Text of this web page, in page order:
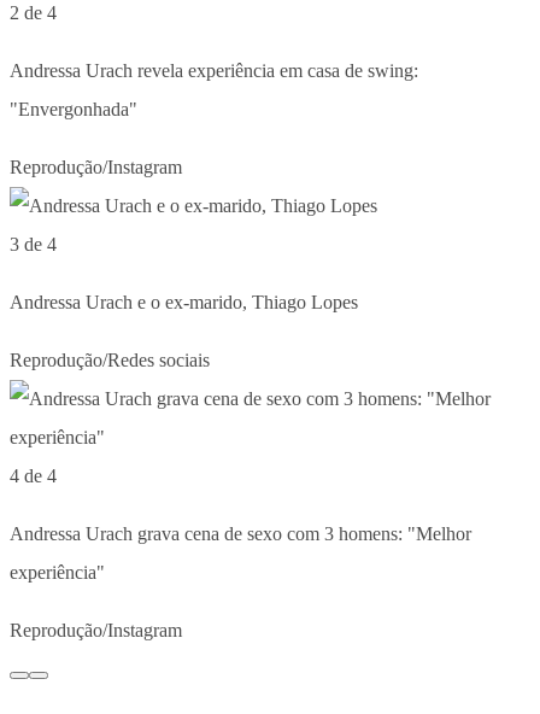
2 de 4
Andressa Urach revela experiência em casa de swing:
"Envergonhada"
Reprodução/Instagram
3 de 4
Andressa Urach e o ex-marido, Thiago Lopes
Reprodução/Redes sociais
4 de 4
Andressa Urach grava cena de sexo com 3 homens: "Melhor
experiência"
Reprodução/Instagram